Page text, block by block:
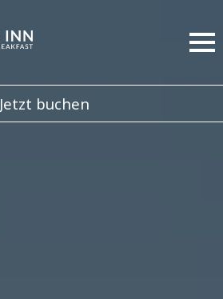
Jetzt buchen